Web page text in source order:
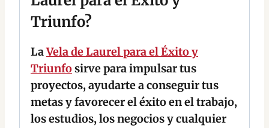
Triunfo?
LaVela de Laurel para el Éxito y
Triunfosirve para impulsar tus
proyectos, ayudarte a conseguir tus
metas y favorecer el éxito en el trabajo,
los estudios, los negocios y cualquier